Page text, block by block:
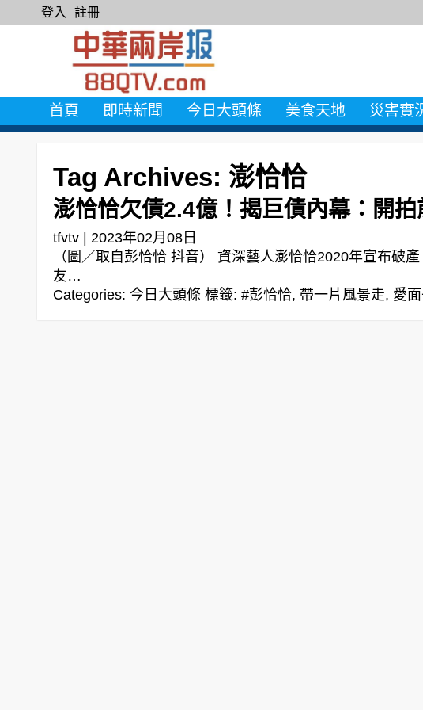
登入 註冊
首頁 即時新聞 今日大頭條 美食天地 災害實
Tag Archives: 澎恰恰
澎恰恰欠債2.4億！揭巨債內幕：開
tfvtv
2023年02月08日
（圖／取自彭恰恰 抖音） 資深藝人澎恰恰2020年宣布破
友…
Categories: 今日大頭條 標籤: #彭恰恰, 帶一片風景走, 愛